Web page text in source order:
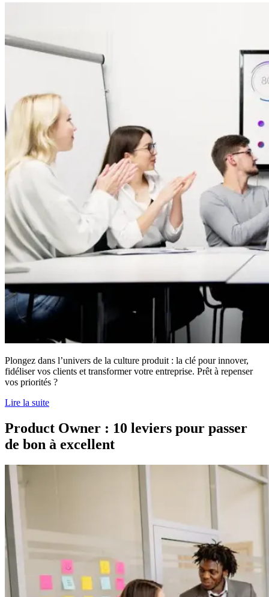
Plongez dans l’univers de la culture produit : la clé pour innover,
fidéliser vos clients et transformer votre entreprise. Prêt à repenser
vos priorités ?
Lire la suite
Product Owner : 10 leviers pour passer
de bon à excellent